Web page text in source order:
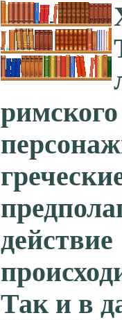
Так и в